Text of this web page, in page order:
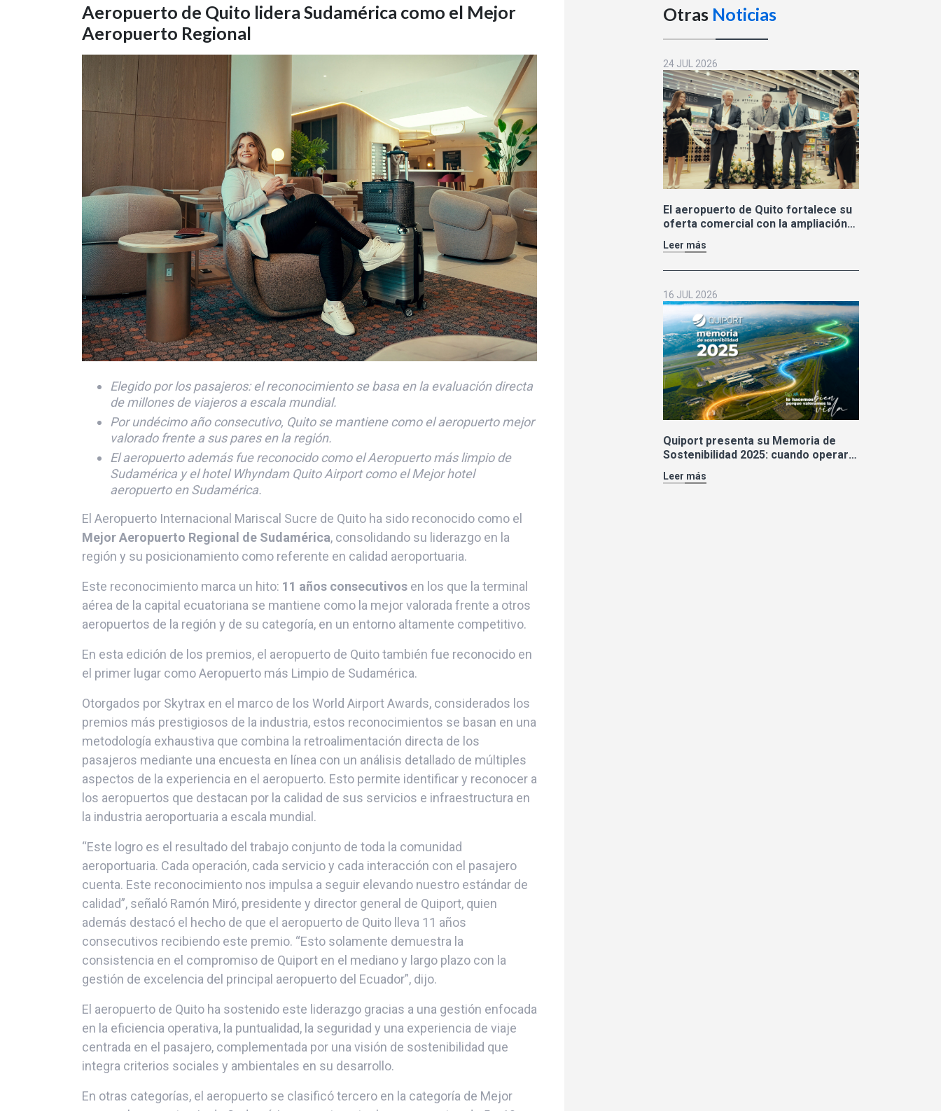
Aeropuerto de Quito lidera Sudamérica como el Mejor
Aeropuerto Regional
Elegido por los pasajeros: el reconocimiento se basa en la evaluación directa
de millones de viajeros a escala mundial.
Por undécimo año consecutivo, Quito se mantiene como el aeropuerto mejor
valorado frente a sus pares en la región.
El aeropuerto además fue reconocido como el Aeropuerto más limpio de
Sudamérica y el hotel Whyndam Quito Airport como el Mejor hotel
aeropuerto en Sudamérica.
El Aeropuerto Internacional Mariscal Sucre de Quito ha sido reconocido como el
Mejor Aeropuerto Regional de Sudamérica, consolidando su liderazgo en la
región y su posicionamiento como referente en calidad aeroportuaria.
Este reconocimiento marca un hito: 11 años consecutivos en los que la terminal
aérea de la capital ecuatoriana se mantiene como la mejor valorada frente a otros
aeropuertos de la región y de su categoría, en un entorno altamente competitivo.
En esta edición de los premios, el aeropuerto de Quito también fue reconocido en
el primer lugar como Aeropuerto más Limpio de Sudamérica.
Otorgados por Skytrax en el marco de los World Airport Awards, considerados los
premios más prestigiosos de la industria, estos reconocimientos se basan en una
metodología exhaustiva que combina la retroalimentación directa de los
pasajeros mediante una encuesta en línea con un análisis detallado de múltiples
aspectos de la experiencia en el aeropuerto. Esto permite identificar y reconocer a
los aeropuertos que destacan por la calidad de sus servicios e infraestructura en
la industria aeroportuaria a escala mundial.
“Este logro es el resultado del trabajo conjunto de toda la comunidad
aeroportuaria. Cada operación, cada servicio y cada interacción con el pasajero
cuenta. Este reconocimiento nos impulsa a seguir elevando nuestro estándar de
calidad”, señaló Ramón Miró, presidente y director general de Quiport, quien
además destacó el hecho de que el aeropuerto de Quito lleva 11 años
consecutivos recibiendo este premio. “Esto solamente demuestra la
consistencia en el compromiso de Quiport en el mediano y largo plazo con la
gestión de excelencia del principal aeropuerto del Ecuador”, dijo.
El aeropuerto de Quito ha sostenido este liderazgo gracias a una gestión enfocada
en la eficiencia operativa, la puntualidad, la seguridad y una experiencia de viaje
centrada en el pasajero, complementada por una visión de sostenibilidad que
integra criterios sociales y ambientales en su desarrollo.
En otras categorías, el aeropuerto se clasificó tercero en la categoría de Mejor
Otras Noticias
24 JUL 2026
El aeropuerto de Quito fortalece su
oferta comercial con la ampliación
de Polo Ralph Lauren y Adidas
Leer más
16 JUL 2026
Quiport presenta su Memoria de
Sostenibilidad 2025: cuando operar
Leer más